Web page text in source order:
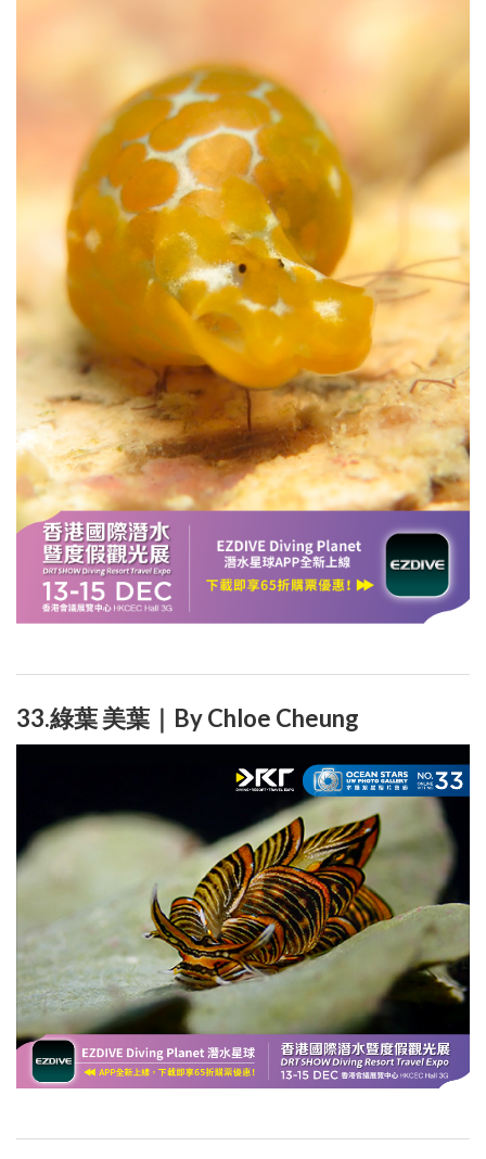
33.綠葉 美葉｜By Chloe Cheung